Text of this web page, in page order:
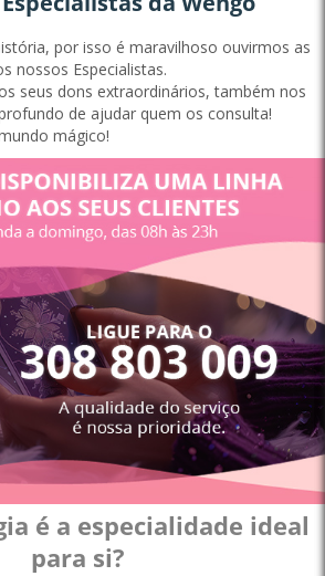
por isso é maravilhoso ouvirmos as
nossos Especialistas.
seus dons extraordinários, também nos
de ajudar quem os consulta!
mágico!
é a especialidade ideal
para si?